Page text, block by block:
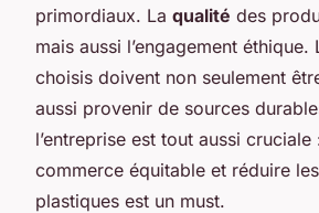
primordiaux. La qualité des
mais aussi l’engagement éthique.
choisis doivent non seulement
aussi provenir de sources
l’entreprise est tout aussi
commerce équitable et réduire
plastiques est un must.